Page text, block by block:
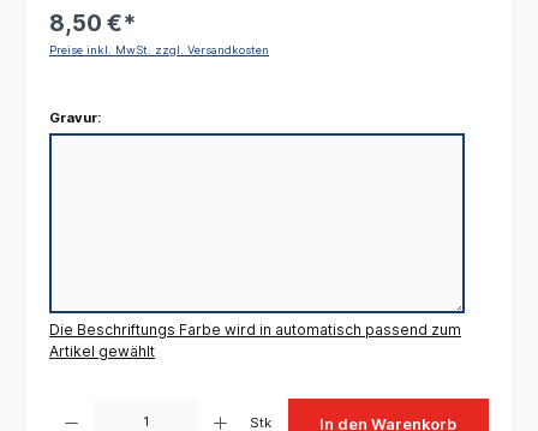
8,50 €*
Preise inkl. MwSt. zzgl. Versandkosten
Gravur:
Die Beschriftungs Farbe wird in automatisch passend zum
Artikel gewählt
Stk In den Warenkorb